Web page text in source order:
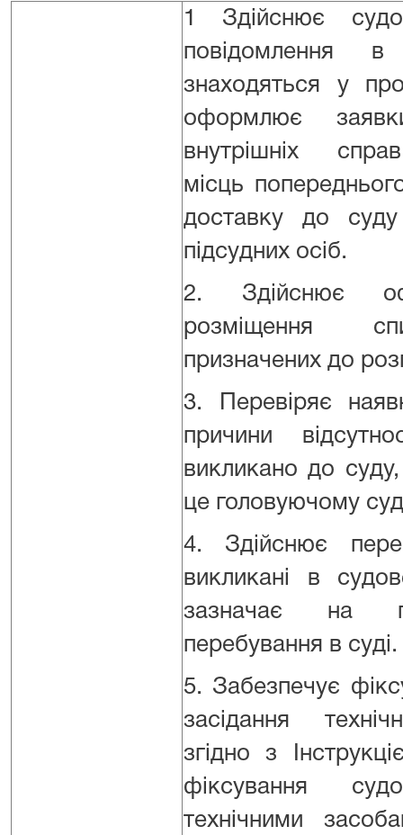
1 Здійснює
повідомлення
знаходяться у
оформлює
внутрішніх
місць
доставку до
підсудних осіб.
2. Здійснює
розміщення
призначених до
3. Перевіряє
причини
викликано до
це головуючому
4. Здійснює
викликані в
зазначає на
перебування в суді.
5. Забезпечує
засідання
згідно з
фіксування
технічними